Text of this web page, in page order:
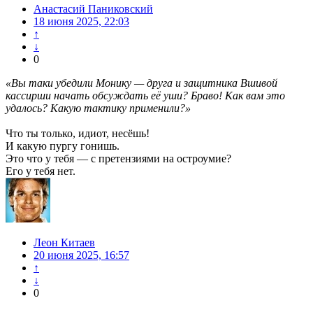
Анастасий Паниковский
18 июня 2025, 22:03
↑
↓
0
«Вы таки убедили Монику — друга и защитника Вшивой
кассирши начать обсуждать её уши? Браво! Как вам это
удалось? Какую тактику применили?»
Что ты только, идиот, несёшь!
И какую пургу гонишь.
Это что у тебя — с претензиями на остроумие?
Его у тебя нет.
Леон Китаев
20 июня 2025, 16:57
↑
↓
0